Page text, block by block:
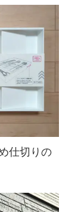
仕切りの